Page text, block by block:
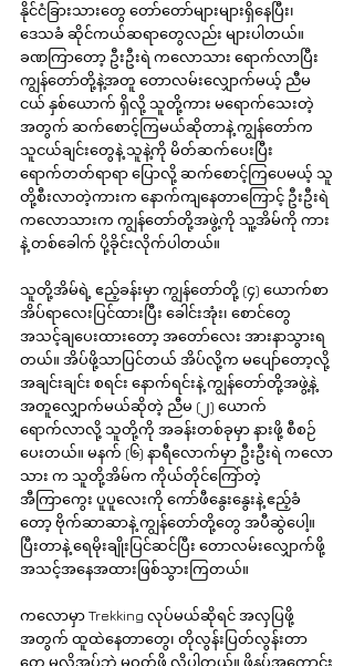
နိုင်ငံခြားသားတွေ တော်တော်များများရှိနေပြီး၊
ဒေသခံ ဆိုင်ကယ်ဆရာတွေလည်း များပါတယ်။
ခဏကြာတော့ ဦးဦးရဲ ကလောသား ရောက်လာပြီး
ကျွန်တော်တို့နဲ့အတူ တောလမ်းလျှောက်မယ့် ညီမ
ငယ် နှစ်ယောက် ရှိလို့ သူတို့ကား မရောက်သေးတဲ့
အတွက် ဆက်စောင့်ကြမယ်ဆိုတာနဲ့ ကျွန်တော်က
သူငယ်ချင်းတွေနဲ့ သူနဲ့ကို မိတ်ဆက်ပေးပြီး
ရောက်တတ်ရာရာ ပြောလို့ ဆက်စောင့်ကြပေမယ့် သူ
တို့စီးလာတဲ့ကားက နောက်ကျနေတာကြောင့် ဦးဦးရဲ
ကလောသားက ကျွန်တော်တို့အဖွဲ့ကို သူ့အိမ်ကို ကား
နဲ့ တစ်ခေါက် ပို့ခိုင်းလိုက်ပါတယ်။
သူတို့အိမ်ရဲ့ ဧည့်ခန်းမှာ ကျွန်တော်တို့ (၄) ယောက်စာ
အိပ်ရာလေးပြင်ထားပြီး ခေါင်းအုံး၊ စောင်တွေ
အသင့်ချပေးထားတော့ အတော်လေး အားနာသွားရ
တယ်။ အိပ်ဖို့သာပြင်တယ် အိပ်လို့က မပျော်တော့လို့
အချင်းချင်း စရင်း နောက်ရင်းနဲ့ ကျွန်တော်တို့အဖွဲ့နဲ့
အတူလျှောက်မယ်ဆိုတဲ့ ညီမ (၂) ယောက်
ရောက်လာလို့ သူတို့ကို အခန်းတစ်ခုမှာ နားဖို့ စီစဉ်
ပေးတယ်။ မနက် (၆) နာရီလောက်မှာ ဦးဦးရဲ ကလော
သား က သူတို့အိမ်က ကိုယ်တိုင်ကြော်တဲ့
အီကြာကွေး ပူပူလေးကို ကော်ဖီနွေးနွေးနဲ့ ဧည့်ခံ
တော့ ဗိုက်ဆာဆာနဲ့ ကျွန်တော်တို့တွေ အပီဆွဲပေါ့။
ပြီးတာနဲ့ ရေမိုးချိုးပြင်ဆင်ပြီး တောလမ်းလျှောက်ဖို့
အသင့်အနေအထားဖြစ်သွားကြတယ်။
ကလောမှာ Trekking လုပ်မယ်ဆိုရင် အလှပြဖို့
အတွက် ထူထဲနေတာတွေ၊ တိုလွန်းပြတ်လွန်းတာ
တွေ မလိုအပ်ဘဲ မဝတ်ဖို့ လိုပါတယ်။ ဖိနပ်အကောင်း